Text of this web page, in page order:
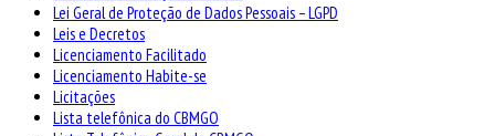
Lei Geral de Proteção de Dados Pessoais – LGPD
Leis e Decretos
Licenciamento Facilitado
Licenciamento Habite-se
Licitações
Lista telefônica do CBMGO